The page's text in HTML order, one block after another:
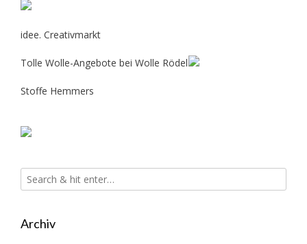
idee. Creativmarkt
Tolle Wolle-Angebote bei Wolle Rödel
Stoffe Hemmers
Archiv